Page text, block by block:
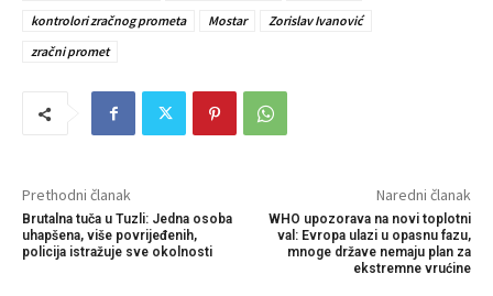
kontrolori zračnog prometa
Mostar
Zorislav Ivanović
zračni promet
Prethodni članak
Brutalna tuča u Tuzli: Jedna osoba
uhapšena, više povrijeđenih,
policija istražuje sve okolnosti
Naredni članak
WHO upozorava na novi toplotni
val: Evropa ulazi u opasnu fazu,
mnoge države nemaju plan za
ekstremne vrućine